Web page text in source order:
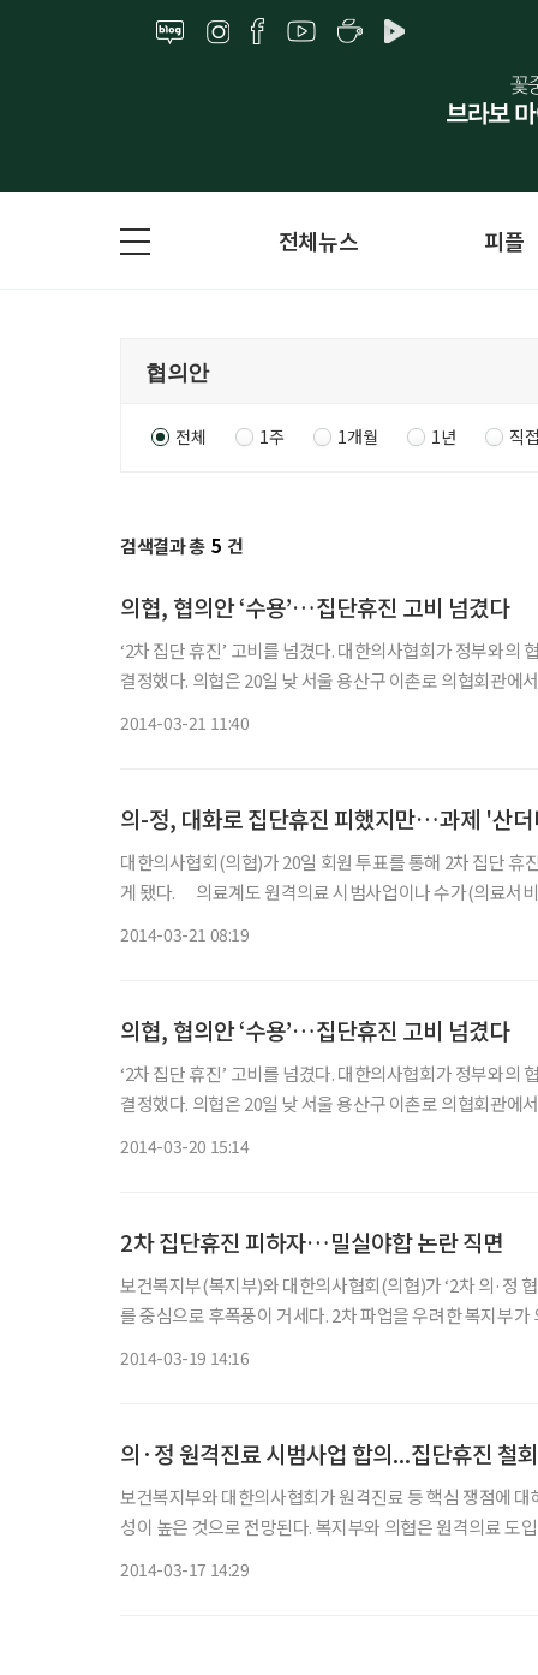
전체뉴스 피플
전체 1주 1개월 1년 직
검색결과 총 5 건
의협, 협의안 ‘수용’…집단휴진 고비 넘겼다
‘2차 집단 휴진’ 고비를 넘겼다. 대한의사협회가 정부와의 협의 결과를 수용해 오는 24~29일로 예정됐던 집단 휴진을 하지 않기로
결정했다. 의협은 20일 낮 서울 용산구 이촌로 의협회관에서 기자회견을 열고 지난 17일부터 이날 정오까지 진행한 회원 투표에서
2014-03-21 11:40
의-정, 대화로 집단휴진 피했지만…과제 '산
대한의사협회(의협)가 20일 회원 투표를 통해 2차 집단 휴
게 됐다. 의료계도 원격의료 시범사업이나 수가(의료서비스 대가) 결정 체계 등과 관련, 지금까지 정부와의 협상에서 적지 않은
2014-03-21 08:19
의협, 협의안 ‘수용’…집단휴진 고비 넘겼다
‘2차 집단 휴진’ 고비를 넘겼다. 대한의사협회가 정부와의 협의 결과를 수용해 오는 24~29일로 예정됐던 집단 휴진을 하지 않기로
결정했다. 의협은 20일 낮 서울 용산구 이촌로 의협회관에서 기자회견을 열고 지난 17일부터 이날 정오까지 진행한 회원 투표에서
2014-03-20 15:14
2차 집단휴진 피하자…밀실야합 논란 직면
보건복지부(복지부)와 대한의사협회(의협)가 ‘2차 의·정
를 중심으로 후폭풍이 거세다. 2차 파업을 우려한 복지부
2014-03-19 14:16
의·정 원격진료 시범사업 합의...집단휴진 철
보건복지부와 대한의사협회가 원격진료 등 핵심 쟁점에
성이 높은 것으로 전망된다. 복지부와 의협은 원격의료 도입에 앞서 6개월간 시범사업을 실시해 입법에 반영하기로 했으며, 건강보
2014-03-17 14:29